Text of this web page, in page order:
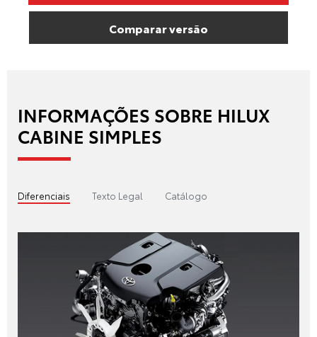
Comparar versão
INFORMAÇÕES SOBRE HILUX
CABINE SIMPLES
Diferenciais Texto Legal Catálogo